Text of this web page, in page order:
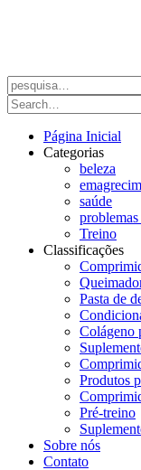
Página Inicial
Categorias
beleza
saúde
Treino
Classificações
Pasta de
Colágeno
Produtos
Pré-treino
Sobre nós
Contato